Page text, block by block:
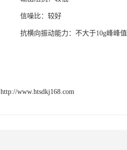
信噪比：较好
抗横向振动能力：不大于10g峰峰值
http://www.htsdkj168.com